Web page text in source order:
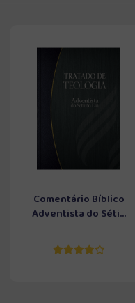
Comentário Bíblico
Adventista do Séti...